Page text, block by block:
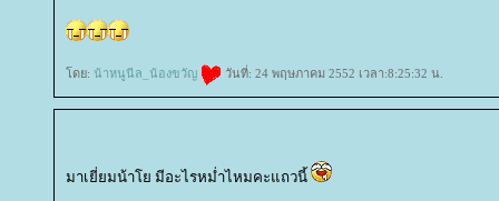
ดย: น้าหนูนีล_น้องขวัญ วันที่: 24 พฤษภาคม 2552 เวลา:8:25:32 น.
มาเยี่ยมน้าโย มีอะไรหม่ำไหมคะแถวนี้